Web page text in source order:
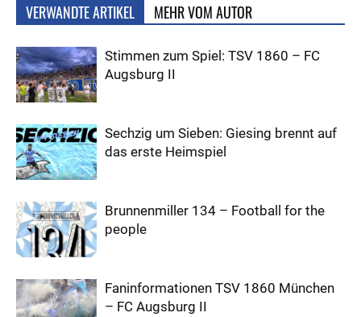
VERWANDTE ARTIKEL MEHR VOM AUTOR
Stimmen zum Spiel: TSV 1860 – FC
Augsburg II
Sechzig um Sieben: Giesing brennt auf
das erste Heimspiel
Brunnenmiller 134 – Football for the
people
Faninformationen TSV 1860 München
– FC Augsburg II